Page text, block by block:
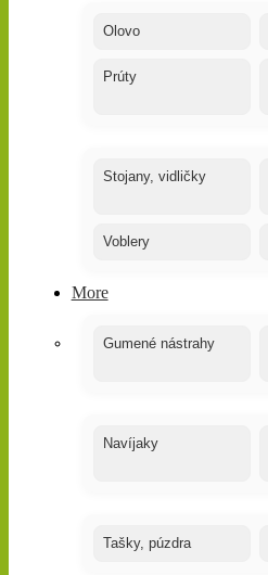
Olovo
Prúty
Stojany, vidličky
Voblery
More
Gumené nástrahy
Navíjaky
Tašky, púzdra